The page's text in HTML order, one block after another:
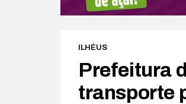
ILHÉUS
Prefeitura
transporte